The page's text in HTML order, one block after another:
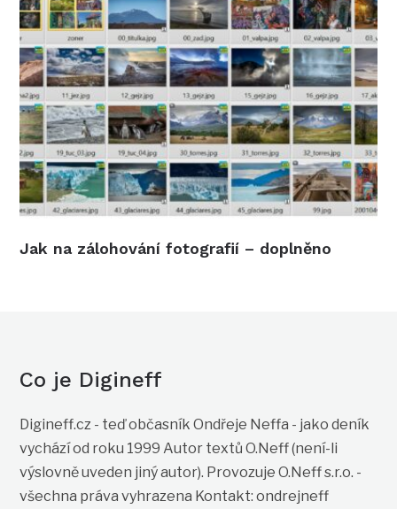
Jak na zálohování fotografií – doplněno
Co je Digineff
Digineff.cz - teď občasník Ondřeje Neffa - jako deník
vychází od roku 1999 Autor textů O.Neff (není-li
výslovně uveden jiný autor). Provozuje O.Neff s.r.o. -
všechna práva vyhrazena Kontakt: ondrejneff